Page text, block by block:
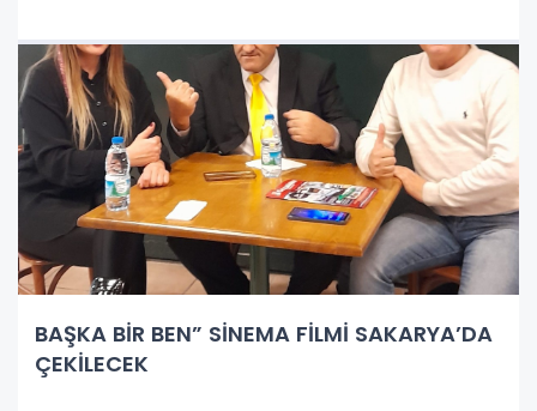
BAŞKA BİR BEN” SİNEMA FİLMİ SAKARYA’DA
ÇEKİLECEK